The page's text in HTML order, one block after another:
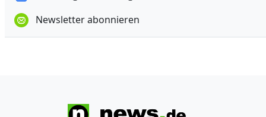
Newsletter abonnieren